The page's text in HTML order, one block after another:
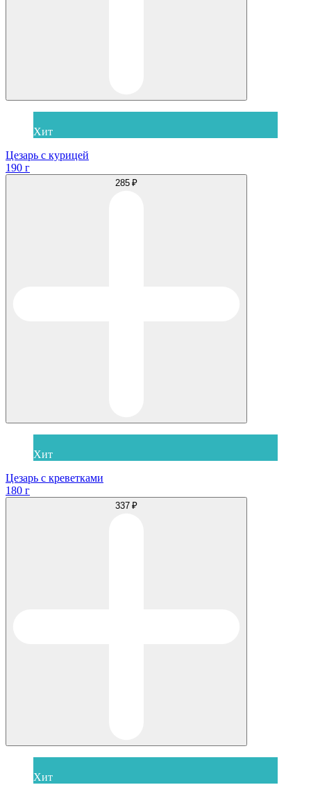
Хит
Цезарь с курицей
190 г
285 ₽
Хит
Цезарь с креветками
180 г
337 ₽
Хит